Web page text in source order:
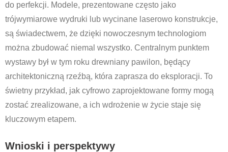
do perfekcji. Modele, prezentowane często jako
trójwymiarowe wydruki lub wycinane laserowo konstrukcje,
są świadectwem, że dzięki nowoczesnym technologiom
można zbudować niemal wszystko. Centralnym punktem
wystawy był w tym roku drewniany pawilon, będący
architektoniczną rzeźbą, która zaprasza do eksploracji. To
świetny przykład, jak cyfrowo zaprojektowane formy mogą
zostać zrealizowane, a ich wdrożenie w życie staje się
kluczowym etapem.
Wnioski i perspektywy